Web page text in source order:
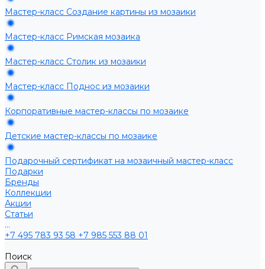
Мастер-класс Создание картины из мозаики
Мастер-класс Римская мозаика
Мастер-класс Столик из мозаики
Мастер-класс Поднос из мозаики
Корпоративные мастер-классы по мозаике
Детские мастер-классы по мозаике
Подарочный сертификат на мозаичный мастер-класс
Подарки
Бренды
Коллекции
Акции
Статьи
...
+7 495 783 93 58 +7 985 553 88 01
Поиск